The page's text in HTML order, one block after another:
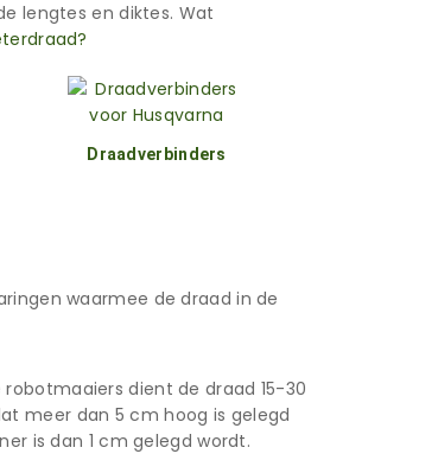
lengtes en diktes. Wat
Draadverbinders
waarmee de draad in de
dient de draad 15-30
meer dan 5 cm hoog is gelegd
is dan 1 cm gelegd wordt.